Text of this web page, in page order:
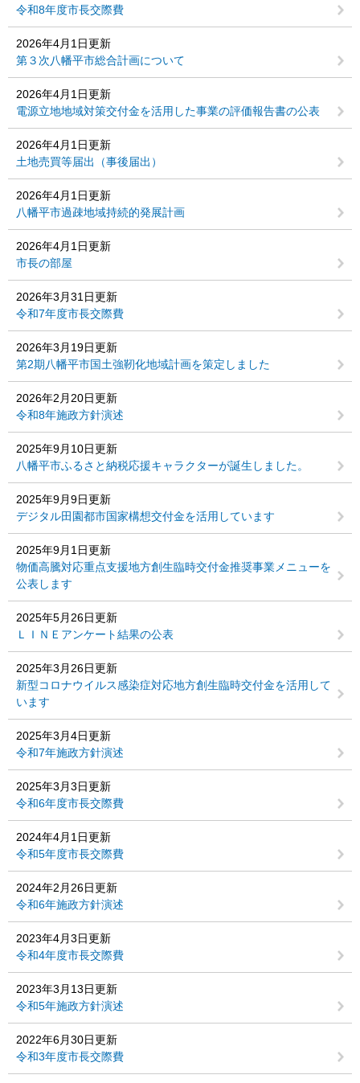
令和8年度市長交際費
2026年4月1日更新
第３次八幡平市総合計画について
2026年4月1日更新
電源立地地域対策交付金を活用した事業の評価報告書の公表
2026年4月1日更新
土地売買等届出（事後届出）
2026年4月1日更新
八幡平市過疎地域持続的発展計画
2026年4月1日更新
市長の部屋
2026年3月31日更新
令和7年度市長交際費
2026年3月19日更新
第2期八幡平市国土強靭化地域計画を策定しました
2026年2月20日更新
令和8年施政方針演述
2025年9月10日更新
八幡平市ふるさと納税応援キャラクターが誕生しました。
2025年9月9日更新
デジタル田園都市国家構想交付金を活用しています
2025年9月1日更新
物価高騰対応重点支援地方創生臨時交付金推奨事業メニューを
公表します
2025年5月26日更新
ＬＩＮＥアンケート結果の公表
2025年3月26日更新
新型コロナウイルス感染症対応地方創生臨時交付金を活用して
います
2025年3月4日更新
令和7年施政方針演述
2025年3月3日更新
令和6年度市長交際費
2024年4月1日更新
令和5年度市長交際費
2024年2月26日更新
令和6年施政方針演述
2023年4月3日更新
令和4年度市長交際費
2023年3月13日更新
令和5年施政方針演述
2022年6月30日更新
令和3年度市長交際費